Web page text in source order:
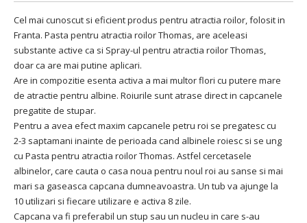
Cel mai cunoscut si eficient produs pentru atractia roilor, folosit in
Franta. Pasta pentru atractia roilor Thomas, are aceleasi
substante active ca si Spray-ul pentru atractia roilor Thomas,
doar ca are mai putine aplicari.
Are in compozitie esenta activa a mai multor flori cu putere mare
de atractie pentru albine. Roiurile sunt atrase direct in capcanele
pregatite de stupar.
Pentru a avea efect maxim capcanele petru roi se pregatesc cu
2-3 saptamani inainte de perioada cand albinele roiesc si se ung
cu Pasta pentru atractia roilor Thomas. Astfel cercetasele
albinelor, care cauta o casa noua pentru noul roi au sanse si mai
mari sa gaseasca capcana dumneavoastra. Un tub va ajunge la
10 utilizari si fiecare utilizare e activa 8 zile.
Capcana va fi preferabil un stup sau un nucleu in care s-au